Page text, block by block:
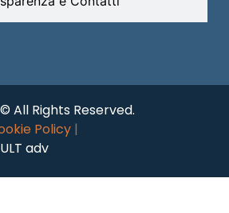
All Rights Reserved.
Policy |
adv